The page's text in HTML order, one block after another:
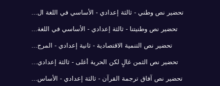
تحضير نص وطني - ثالثة إعدادي - الأساسي في اللغة ال...
تحضير نص وطنيتنا - ثالثة إعدادي - الأساسي في اللغة...
تحضير نص التنمية الاقتصادية - ثانية إعدادي - المرج...
تحضير نص الثمن غالٍ لكن الحرية أغلى - ثالثة إعدادي...
تحضير نص آفاق ترجمة القرآن - ثالثة إعدادي - الأساس...